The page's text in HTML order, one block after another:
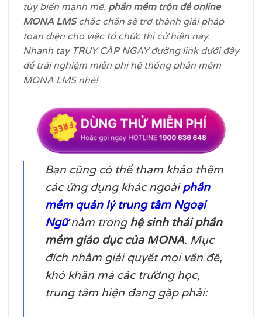
tùy biến mạnh mẽ, phần mềm trộn đề online
MONA LMSchắc chắn sẽ trở thành giải pháp
toàn diện cho việc tổ chức thi cử hiện nay.
Nhanh tay TRUY CẬP NGAY đường link dưới đây
để trải nghiệm miễn phí hệ thống phần mềm
MONA LMS nhé!
Bạn cũng có thể tham khảo thêm
các ứng dụng khác ngoàiphần
mềm quản lý trung tâm Ngoại
Ngữnằm trong hệ sinh thái phần
mềm giáo dục của MONA. Mục
đích nhằm giải quyết mọi vấn đề,
khó khăn mà các trường học,
trung tâm hiện đang gặp phải: